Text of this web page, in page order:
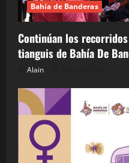
Bahía de Banderas
Continúan los
tianguis de Bahía De
Alain